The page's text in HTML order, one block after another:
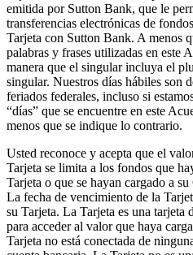
emitida por Sutton Bank, que le
transferencias electrónicas de
Tarjeta con Sutton Bank. A menos
palabras y frases utilizadas en este
manera que el singular incluya el
singular. Nuestros días hábiles son
feriados federales, incluso si
“días” que se encuentre en este
menos que se indique lo contrario.
Usted reconoce y acepta que el
Tarjeta se limita a los fondos que
Tarjeta o que se hayan cargado a
La fecha de vencimiento de la
su Tarjeta. La Tarjeta es una tarjeta
para acceder al valor que haya
Tarjeta no está conectada de